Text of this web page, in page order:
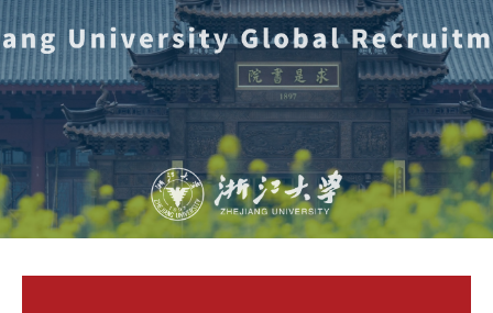
招聘公告
加入我们
浙大简况
人才队伍
新闻速递
人才风采
支持保障
Work and Life
工作条件